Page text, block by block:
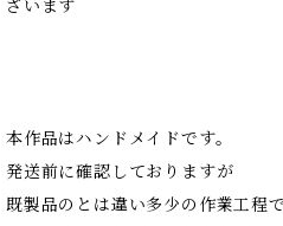
ざいます
本作品はハンドメイドです。
発送前に確認しておりますが
既製品のとは違い多少の作業工程